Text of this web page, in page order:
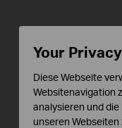
Your
Diese Webseite
Websitenavigation
analysieren und
unseren